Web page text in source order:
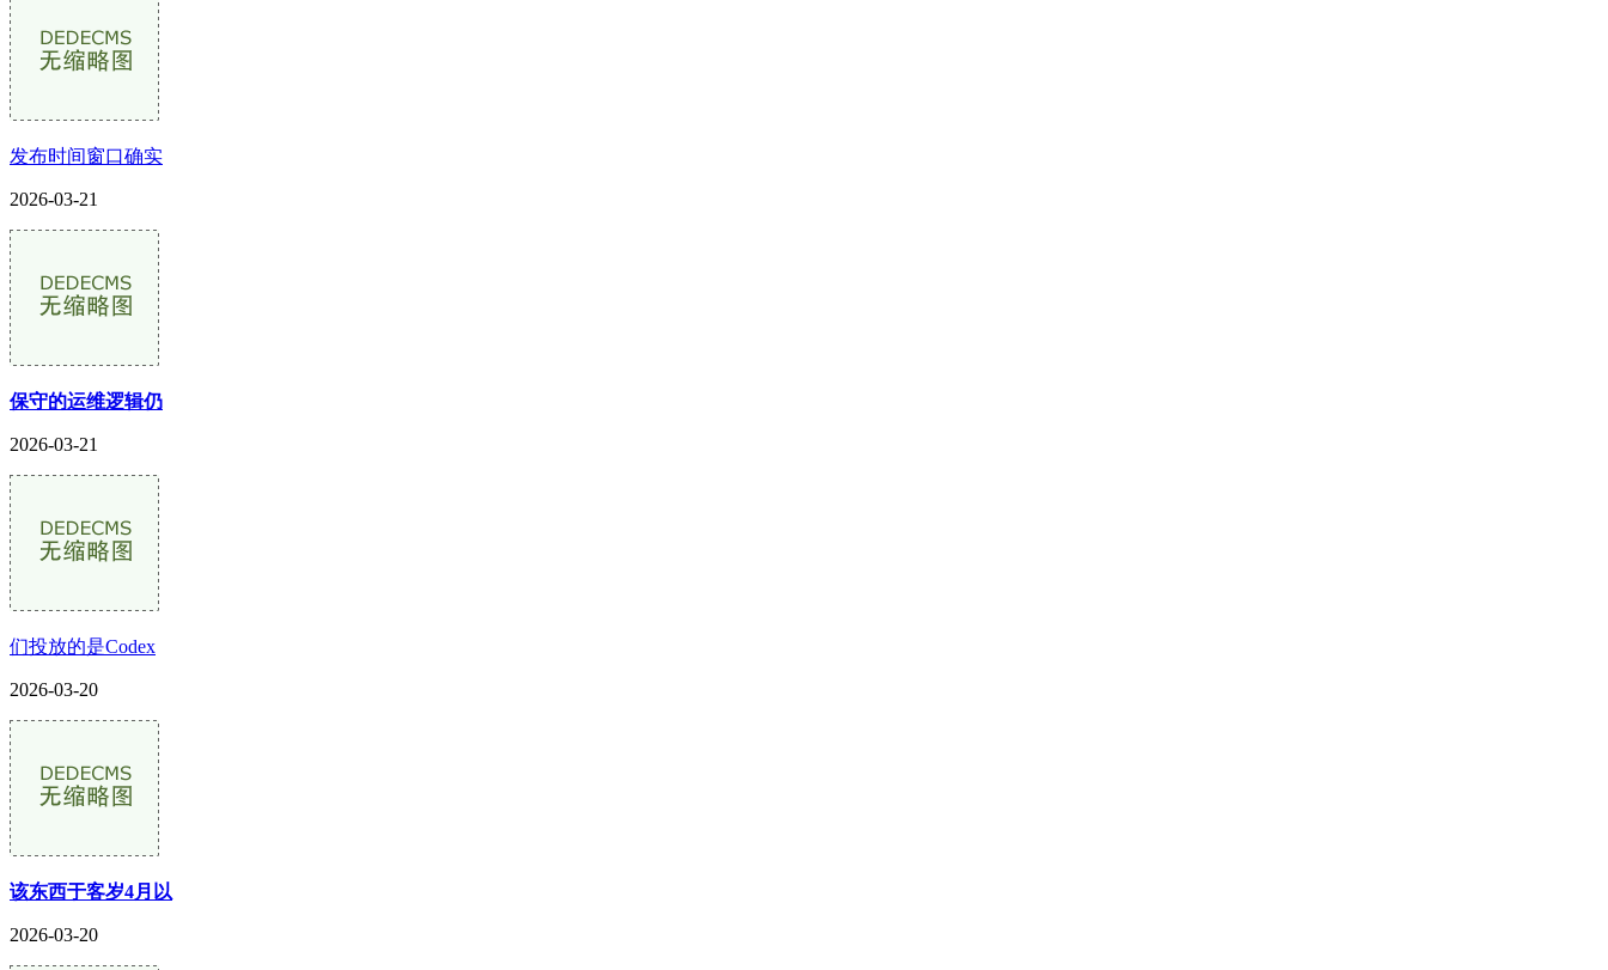
发布时间窗口确实
2026-03-21
保守的运维逻辑仍
2026-03-21
们投放的是Codex
2026-03-20
该东西于客岁4月以
2026-03-20